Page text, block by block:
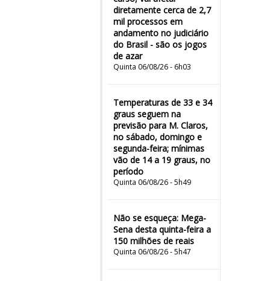
diretamente cerca de 2,7
mil processos em
andamento no judiciário
do Brasil - são os jogos
de azar
Quinta 06/08/26 - 6h03
Temperaturas de 33 e 34
graus seguem na
previsão para M. Claros,
no sábado, domingo e
segunda-feira; mínimas
vão de 14 a 19 graus, no
período
Quinta 06/08/26 - 5h49
Não se esqueça: Mega-
Sena desta quinta-feira a
150 milhões de reais
Quinta 06/08/26 - 5h47